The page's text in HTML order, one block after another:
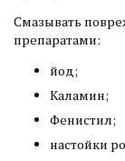
Смазывать
препаратами:
йод;
Каламин;
Фенистил;
настойки